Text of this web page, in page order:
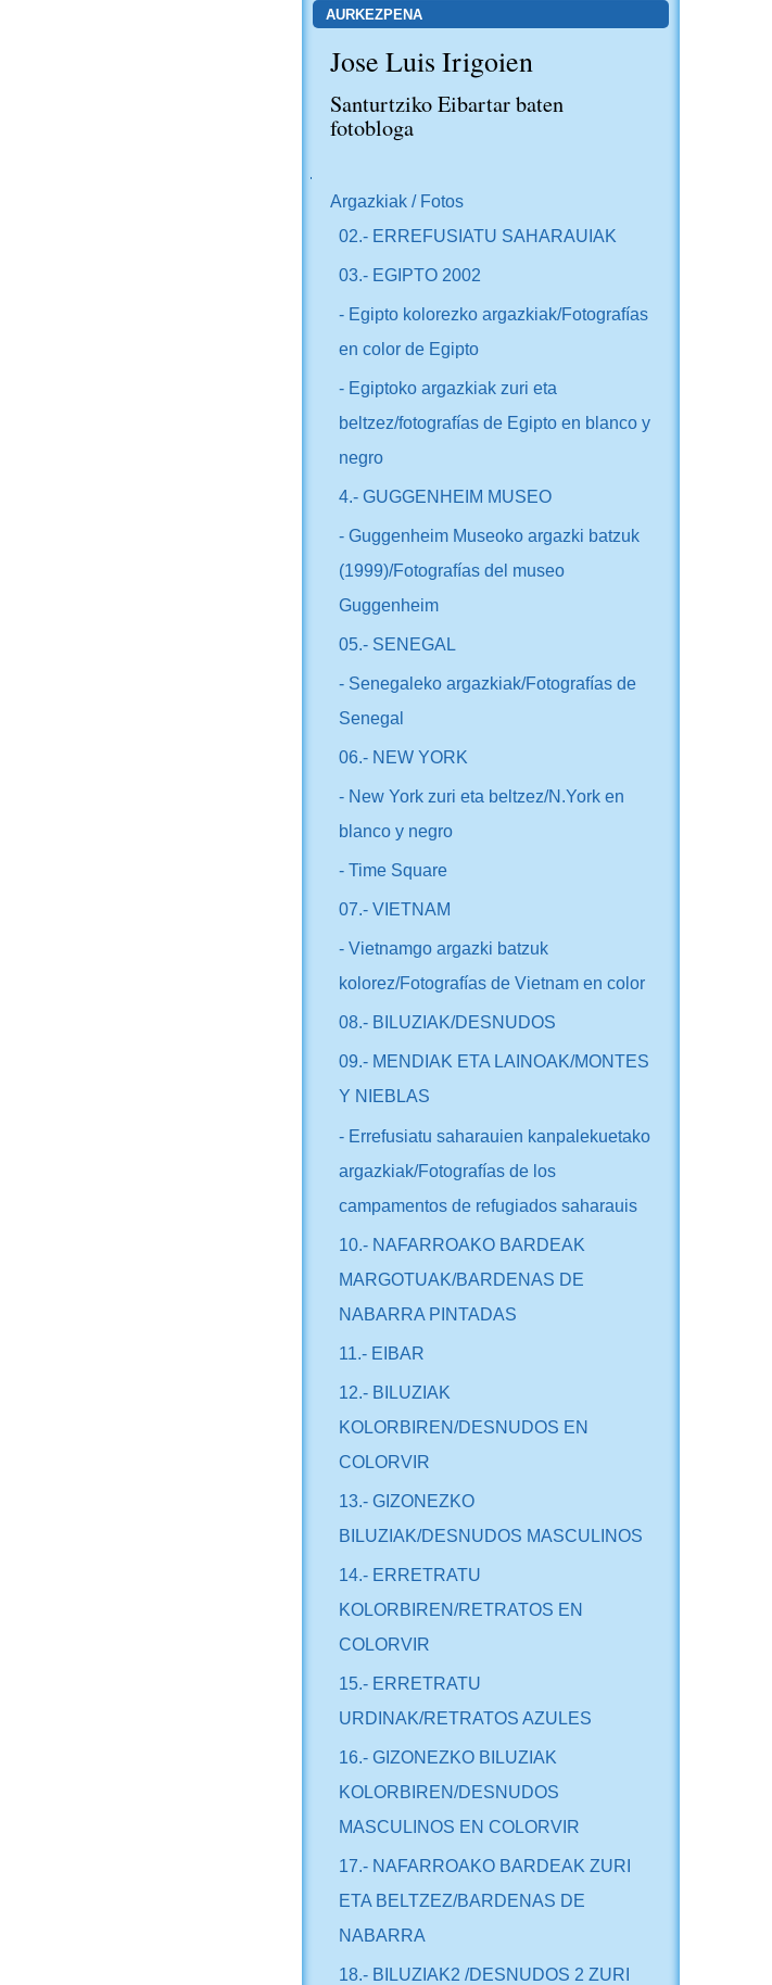
AURKEZPENA
Jose Luis Irigoien
Santurtziko Eibartar baten
fotobloga
Argazkiak / Fotos
02.- ERREFUSIATU SAHARAUIAK
03.- EGIPTO 2002
- Egipto kolorezko argazkiak/Fotografías
en color de Egipto
- Egiptoko argazkiak zuri eta
beltzez/fotografías de Egipto en blanco y
negro
4.- GUGGENHEIM MUSEO
- Guggenheim Museoko argazki batzuk
(1999)/Fotografías del museo
Guggenheim
05.- SENEGAL
- Senegaleko argazkiak/Fotografías de
Senegal
06.- NEW YORK
- New York zuri eta beltzez/N.York en
blanco y negro
- Time Square
07.- VIETNAM
- Vietnamgo argazki batzuk
kolorez/Fotografías de Vietnam en color
08.- BILUZIAK/DESNUDOS
09.- MENDIAK ETA LAINOAK/MONTES
Y NIEBLAS
- Errefusiatu saharauien kanpalekuetako
argazkiak/Fotografías de los
campamentos de refugiados saharauis
10.- NAFARROAKO BARDEAK
MARGOTUAK/BARDENAS DE
NABARRA PINTADAS
11.- EIBAR
12.- BILUZIAK
KOLORBIREN/DESNUDOS EN
COLORVIR
13.- GIZONEZKO
BILUZIAK/DESNUDOS MASCULINOS
14.- ERRETRATU
KOLORBIREN/RETRATOS EN
COLORVIR
15.- ERRETRATU
URDINAK/RETRATOS AZULES
16.- GIZONEZKO BILUZIAK
KOLORBIREN/DESNUDOS
MASCULINOS EN COLORVIR
17.- NAFARROAKO BARDEAK ZURI
ETA BELTZEZ/BARDENAS DE
NABARRA
18.- BILUZIAK2 /DESNUDOS 2 ZURI